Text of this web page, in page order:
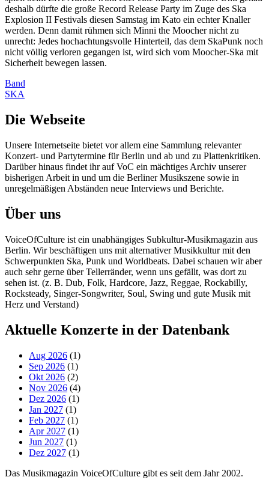
deshalb dürfte die große Record Release Party im Zuge des Ska
Explosion II Festivals diesen Samstag im Kato ein echter Knaller
werden. Denn damit rühmen sich Minni the Moocher nicht zu
unrecht: Jedes hochachtungsvolle Hinterteil, das dem SkaPunk noch
nicht völlig verloren gegangen ist, wird sich vom Moocher-Ska mit
Sicherheit bewegen lassen.
Band
SKA
Die Webseite
Unsere Internetseite bietet vor allem eine Sammlung relevanter
Konzert- und Partytermine für Berlin und ab und zu Plattenkritiken.
Darüber hinaus findet ihr auf VoC ein mächtiges Archiv unserer
bisherigen Arbeit in und um die Berliner Musikszene sowie in
unregelmäßigen Abständen neue Interviews und Berichte.
Über uns
VoiceOfCulture ist ein unabhängiges Subkultur-Musikmagazin aus
Berlin. Wir beschäftigen uns mit alternativer Musikkultur mit den
Schwerpunkten Ska, Punk und Worldbeats. Dabei schauen wir aber
auch sehr gerne über Tellerränder, wenn uns gefällt, was dort zu
sehen ist. (z. B. Dub, Folk, Hardcore, Jazz, Reggae, Rockabilly,
Rocksteady, Singer-Songwriter, Soul, Swing und gute Musik mit
Herz und Verstand)
Aktuelle Konzerte in der Datenbank
Aug 2026 (1)
Sep 2026 (1)
Okt 2026 (2)
Nov 2026 (4)
Dez 2026 (1)
Jan 2027 (1)
Feb 2027 (1)
Apr 2027 (1)
Jun 2027 (1)
Dez 2027 (1)
Das Musikmagazin VoiceOfCulture gibt es seit dem Jahr 2002.